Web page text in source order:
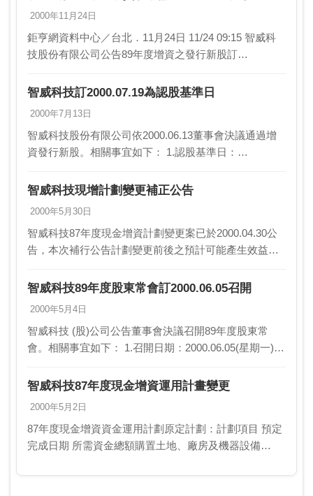
2000年11月24日
鉅亨網資料中心／台北．11月24日 11/24 09:15 智威科
技股份有限公司公告89年度增資之發行新股訂
面…
智威科技訂2000.07.19為認股基準日
2000年7月13日
智威科技股份有限公司依2000.06.13董事會決議通過增
資發行新股。相關事宜如下： 1.認股基準日：
繳…
智威科技現增計劃變更補正公告
2000年5月30日
智威科技87年度現金增資計劃變更案已於2000.04.30公
告，本次補行公告計劃變更前後之預計可能產生效益及
預計可能產生之效益：預計自88∼…
智威科技89年度股東常會訂2000.06.05召開
2000年5月4日
智威科技 (股)公司公告董事會決議召開89年度股東常
會。相關事宜如下： 1.召開日期：2000.06.05(星期一)上
樓 …
智威科技87年度現金增資運用計畫變更
2000年5月2日
87年度現金增資資金運用計劃原定計劃：計劃項目 預定
完成日期 所需資金總額購置土地、廠房及機器設備